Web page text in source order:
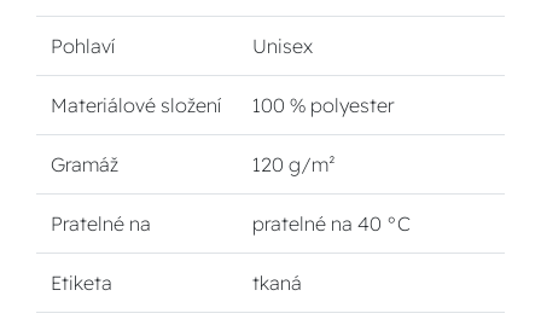
Pohlaví Unisex
Materiálové složení 100 % polyester
Gramáž 120 g/m²
Pratelné na pratelné na 40 °C
Etiketa tkaná